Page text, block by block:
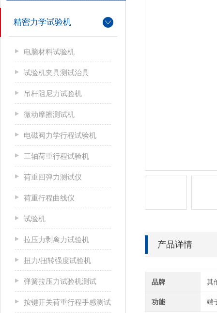
精密力学试验机
电脑材料试验机
试验机夹具测试治具
吊杆阻尼力试验机
微动摩擦测试机
电磁阀力学行程试验机
三轴荷重行程试验机
荷重回弹力测试仪
荷重行程曲线仪
试验机
拉压力剥离力试验机
扭力/扭转强度试验机
弹簧拉压力试验机测试
按键开关荷重行程手感测试
产品详情
品牌 其
功能 端